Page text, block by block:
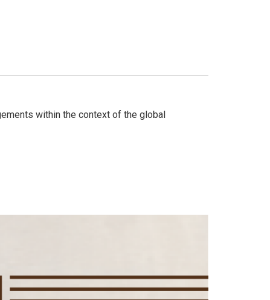
within the context of the global